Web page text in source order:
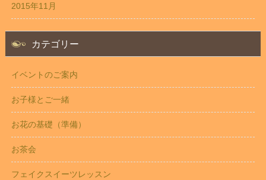
2015年11月
カテゴリー
イベントのご案内
お子様とご一緒
お花の基礎（準備）
お茶会
フェイクスイーツレッスン